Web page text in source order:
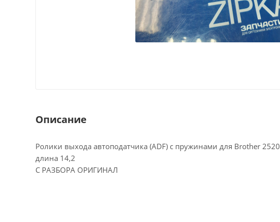
Описание
Ролики выхода автоподатчика (ADF) с пружинами для Brother 2520
длина 14,2
С РАЗБОРА ОРИГИНАЛ